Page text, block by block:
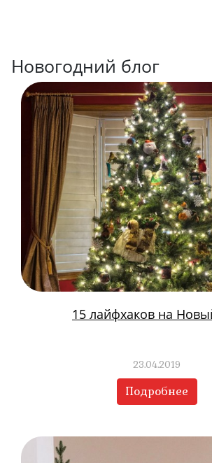
Новогодний блог
15 лайфхаков на
23.04.2019
Подробнее